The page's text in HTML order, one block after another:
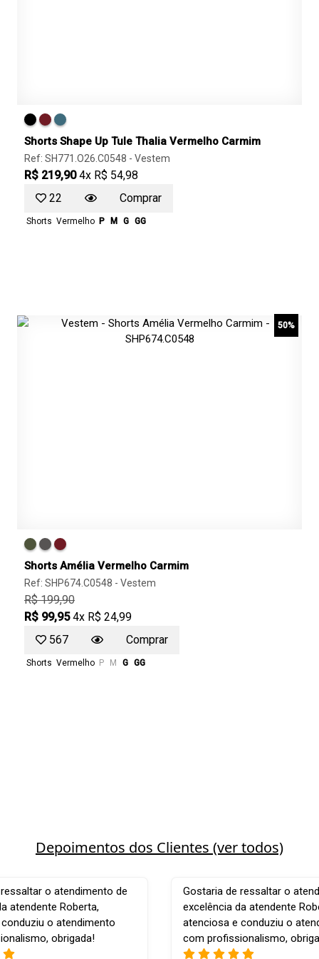
Shorts Shape Up Tule Thalia Vermelho Carmim
Ref: SH771.O26.C0548 - Vestem
R$ 219,90 4x R$ 54,98
22
Comprar
Shorts Vermelho P M G GG
50%
Shorts Amélia Vermelho Carmim
Ref: SHP674.C0548 - Vestem
R$ 199,90
R$ 99,95 4x R$ 24,99
567
Comprar
Shorts Vermelho P M G GG
Depoimentos dos Clientes (ver todos)
o atendimento de
atendente Roberta,
o atendimento
obrigada!
Gostaria de ressaltar o
excelência da atendente
atenciosa e conduziu o
com profissionalismo,